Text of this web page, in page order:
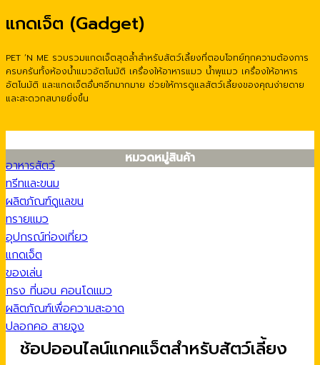
แกดเจ็ต (Gadget)
PET ’N ME รวบรวมแกดเจ็ตสุดล้ำสำหรับสัตว์เลี้ยงที่ตอบโจทย์ทุกความต้องการ
ครบครันทั้งห้องน้ำแมวอัตโนมัติ เครื่องให้อาหารแมว น้ำพุแมว เครื่องให้อาหาร
อัตโนมัติ และแกดเจ็ตอื่นๆอีกมากมาย ช่วยให้การดูแลสัตว์เลี้ยงของคุณง่ายดาย
และสะดวกสบายยิ่งขึ้น
หมวดหมู่สินค้า
อาหารสัตว์
ทรีทและขนม
ผลิตภัณฑ์ดูแลขน
ทรายแมว
อุปกรณ์ท่องเที่ยว
แกดเจ็ต
ของเล่น
กรง ที่นอน คอนโดแมว
ผลิตภัณฑ์เพื่อความสะอาด
ปลอกคอ สายจูง
ช้อปออนไลน์แกคแจ็ตสำหรับสัตว์เลี้ยง